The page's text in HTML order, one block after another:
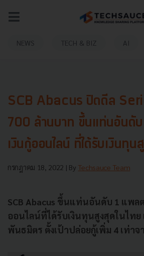
NEWS TECH & BIZ AI
SCB Abacus ปิดดีล
700 ล้านบาท ขึ้นแท่นอันดั
เงินกู้ออนไลน์ ที่ได้รับเงินทุน
กรกฎาคม 18, 2022 | By Techsauce Team
SCB Abacus ขึ้นแท่นอันดับ 1 แพล
ออนไลน์ที่ได้รับเงินทุนสูงสุดในไทย
พันธมิตร ตั้งเป้าปล่อยกู้เพิ่ม 4 เท่า